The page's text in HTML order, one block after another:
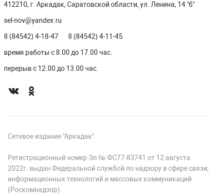
412210, г. Аркадак, Саратовской области, ул. Ленина, 14 "б"
sel-nov@yandex.ru
8 (84542) 4-18-47 8 (84542) 4-11-45
время работы с 8.00 до 17.00 час.
перерыв с 12.00 до 13.00 час.
Сетевое издание "Аркадак".
Регистрационный номер Эл № ФС77-83741 от 12 августа
2022г. выдан Федеральной службой по надзору в сфере связи,
информационных технологий и массовых коммуникаций
(Роскомнадзор).